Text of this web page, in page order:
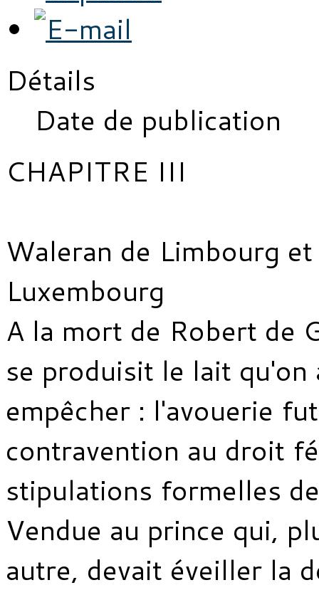
Détails
Date de publication
CHAPITRE III
Waleran de Limbourg
Luxembourg
A la mort de Robert de
se produisit le lait
empêcher : l'avouerie
contravention au droit
stipulations formelles
Vendue au prince qui,
autre, devait éveiller la